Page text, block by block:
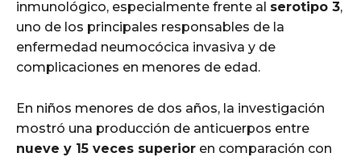
inmunológico, especialmente frente al serotipo 3,
uno de los principales responsables de la
enfermedad neumocócica invasiva y de
complicaciones en menores de edad.
En niños menores de dos años, la investigación
mostró una producción de anticuerpos entre
nueve y 15 veces superior en comparación con